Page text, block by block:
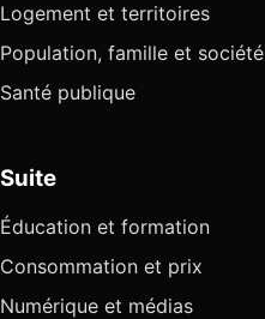
Logement et territoires
Population, famille et société
Santé publique
Suite
Éducation et formation
Consommation et prix
Numérique et médias